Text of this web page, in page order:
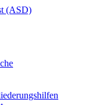
(ASD)